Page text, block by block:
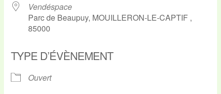
Vendéspace
Parc de Beaupuy, MOUILLERON-LE-CAPTIF ,
85000
TYPE D’ÉVÈNEMENT
Ouvert